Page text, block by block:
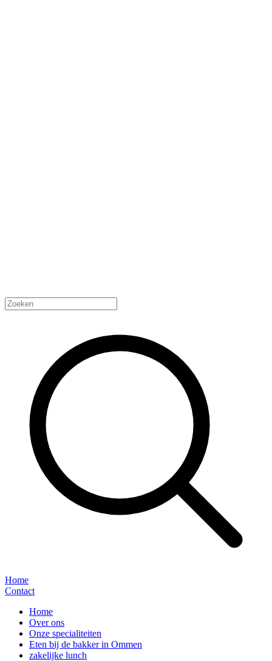
Home
Contact
Home
Over ons
Onze specialiteiten
Eten bij de bakker in Ommen
zakelijke lunch